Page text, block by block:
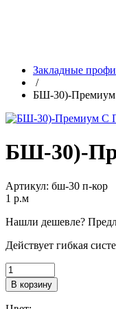
Закладные
/
БШ-30)-Премиум
БШ-30)-
Артикул: бш-30 п-кор
1 p.м
Нашли дешевле?
Действует гибкая
В корзину